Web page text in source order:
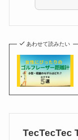
あわせて読みたい
TecTecTec